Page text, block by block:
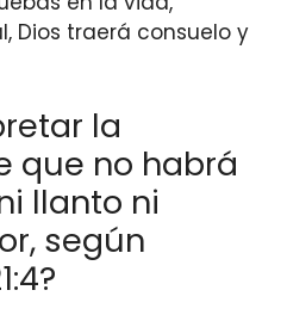
Dios traerá consuelo y
la
que no habrá
llanto ni
según